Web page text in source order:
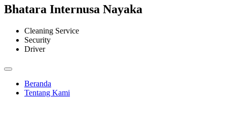
Bhatara Internusa Nayaka
Cleaning Service
Security
Driver
Beranda
Tentang Kami